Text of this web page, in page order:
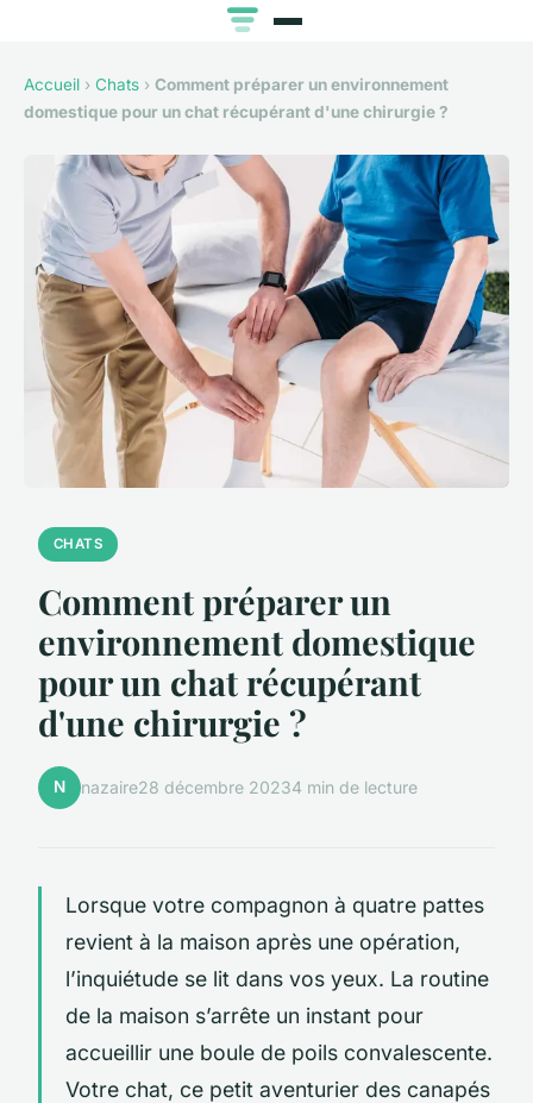
Accueil › Chats › Comment préparer un environnement
domestique pour un chat récupérant d'une chirurgie ?
CHATS
Comment préparer un
environnement domestique
pour un chat récupérant
d'une chirurgie ?
N nazaire28 décembre 20234 min de lecture
Lorsque votre compagnon à quatre pattes
revient à la maison après une opération,
l’inquiétude se lit dans vos yeux. La routine
de la maison s’arrête un instant pour
accueillir une boule de poils convalescente.
Votre chat, ce petit aventurier des canapés